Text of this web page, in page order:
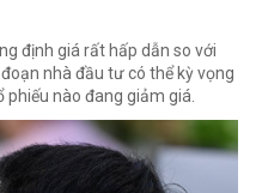
định giá rất hấp dẫn so với
nhà đầu tư có thể kỳ vọng
nào đang giảm giá.